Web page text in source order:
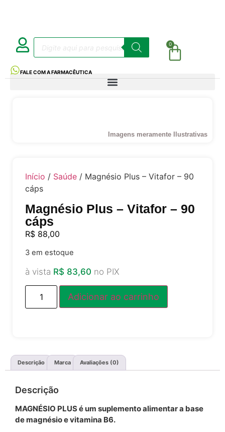
0
FALE COM A FARMACÊUTICA
Imagens meramente Ilustrativas
Início / Saúde / Magnésio Plus – Vitafor – 90
cáps
Magnésio Plus – Vitafor – 90
cáps
R$ 88,00
3 em estoque
à vista R$ 83,60 no PIX
Adicionar ao carrinho
Descrição Marca Avaliações (0)
Descrição
MAGNÉSIO PLUS é um suplemento alimentar a base
de magnésio e vitamina B6.